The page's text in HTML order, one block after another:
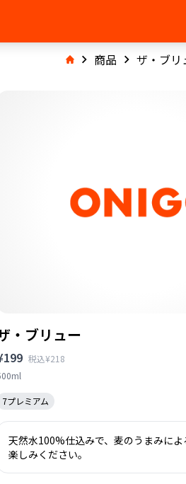
商品 ザ・ブリ
・ブリュー
税込¥218
7プレミアム
天然水100%仕込みで、麦のうまみに
楽しみください。